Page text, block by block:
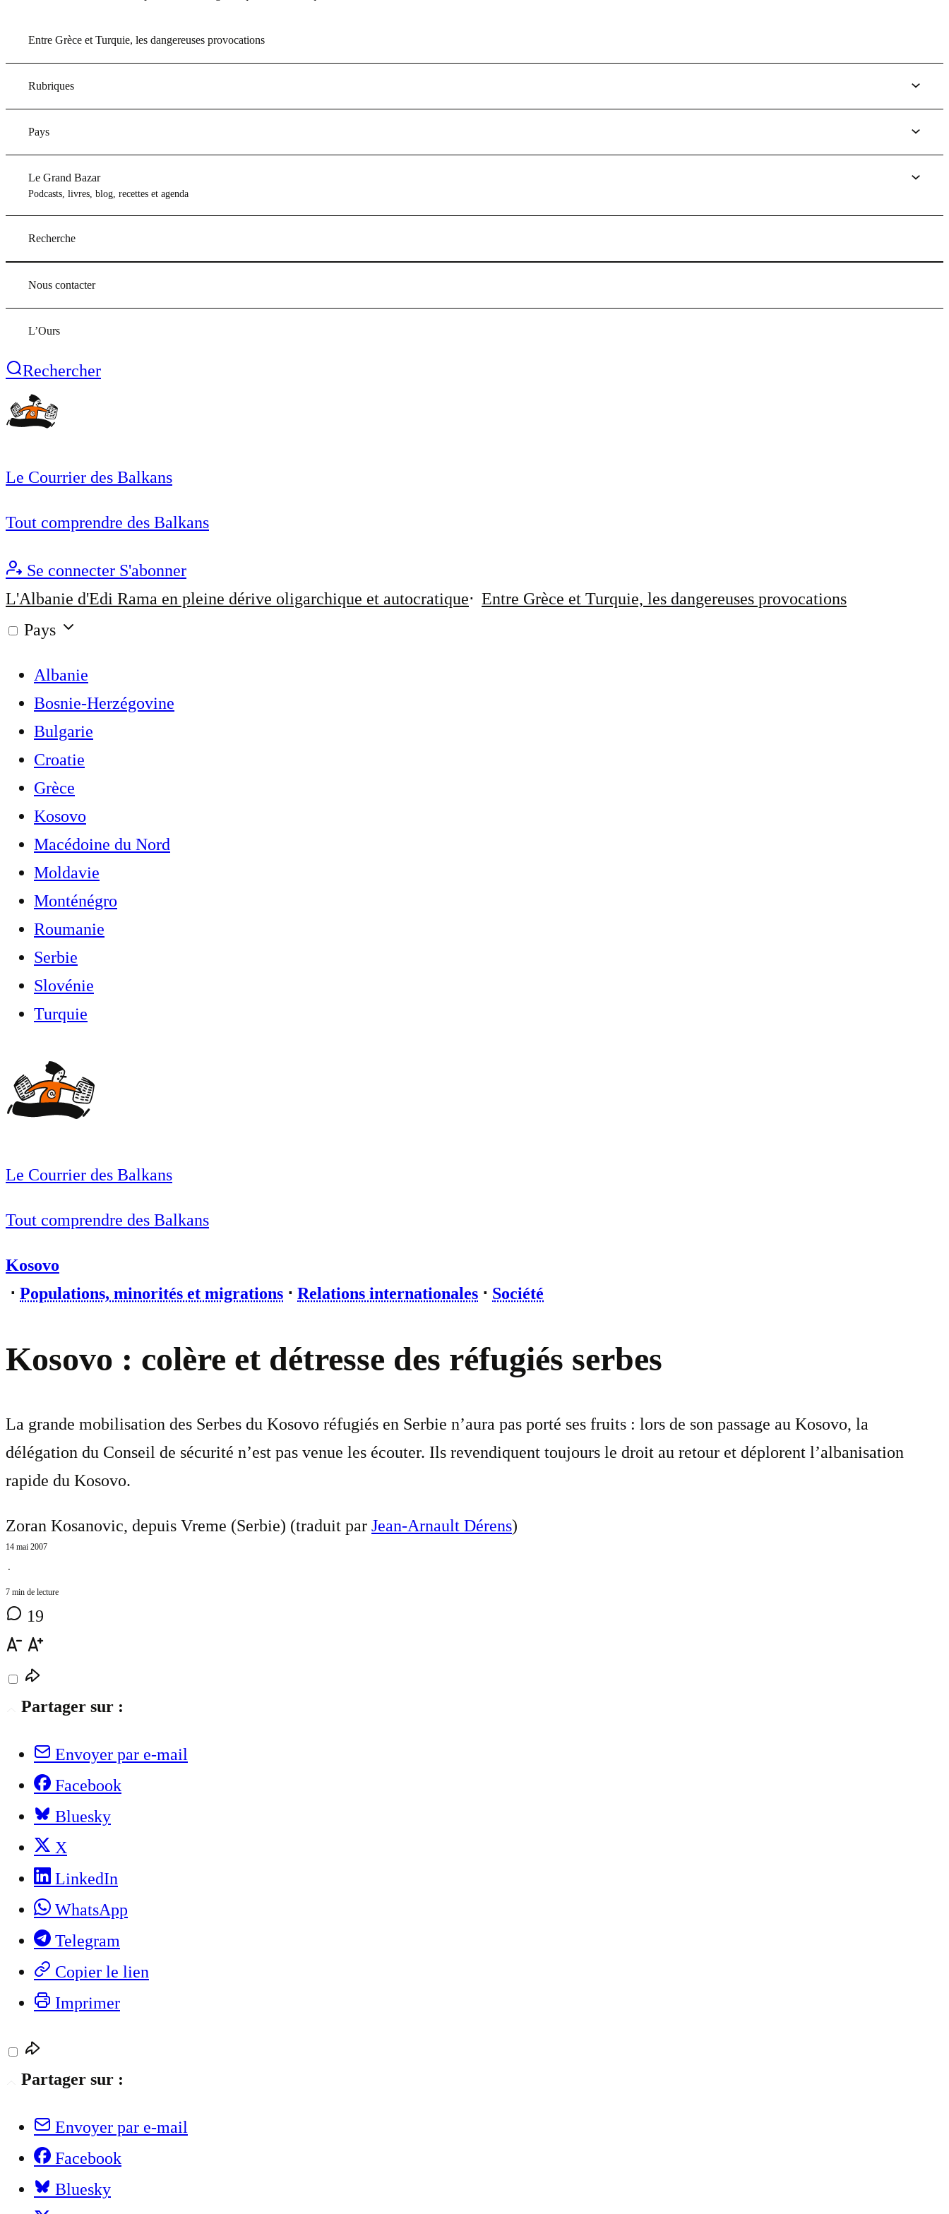
Entre Grèce et Turquie, les dangereuses provocations
Rubriques
Pays
Le Grand Bazar
Podcasts, livres, blog, recettes et agenda
Recherche
Nous contacter
L’Ours
Rechercher
Le Courrier des Balkans
Tout comprendre des Balkans
Se connecter S'abonner
L'Albanie d'Edi Rama en pleine dérive oligarchique et autocratique
Entre Grèce et Turquie, les dangereuses provocations
Pays
Albanie
Bosnie-Herzégovine
Bulgarie
Croatie
Grèce
Kosovo
Macédoine du Nord
Moldavie
Monténégro
Roumanie
Serbie
Slovénie
Turquie
Le Courrier des Balkans
Tout comprendre des Balkans
Kosovo
⋅ Populations, minorités et migrations ⋅ Relations internationales ⋅ Société
Kosovo : colère et détresse des réfugiés serbes
La grande mobilisation des Serbes du Kosovo réfugiés en Serbie n’aura pas porté ses fruits : lors de son passage au Kosovo, la
délégation du Conseil de sécurité n’est pas venue les écouter. Ils revendiquent toujours le droit au retour et déplorent l’albanisation
rapide du Kosovo.
Zoran Kosanovic, depuis Vreme (Serbie) (traduit par Jean-Arnault Dérens)
14 mai 2007
⋅
7 min de lecture
19
Partager sur :
Envoyer par e-mail
Facebook
Bluesky
X
LinkedIn
WhatsApp
Telegram
Copier le lien
Imprimer
Partager sur :
Envoyer par e-mail
Facebook
Bluesky